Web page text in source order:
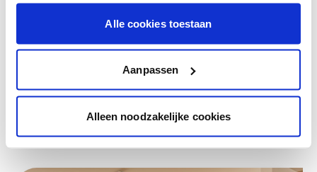
Alle cookies toestaan
Aanpassen
Alleen noodzakelijke cookies
Voyez les nuances assorties pour affiner
votre couleur.
Obtenez des conseils personnalisés sur la
Ces styles peuvent également vous plaire